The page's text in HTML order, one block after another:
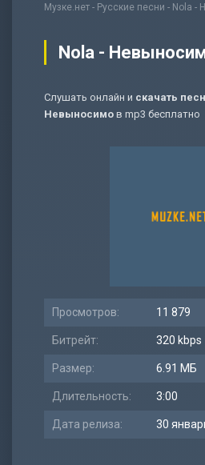
Музке.нет - Русские песни - Nola -
Nola -
Слушать онлайн и скачать
Невыносимо в mp3 бесплатно
Просмотров: 11 879
Битрейт: 320 kbps
Размер: 6.91 МБ
Длительность: 3:00
Дата релиза: 30